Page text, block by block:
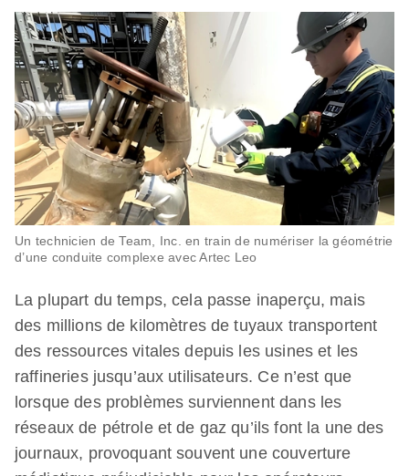
Un technicien de Team, Inc. en train de numériser la géométrie
d’une conduite complexe avec Artec Leo
La plupart du temps, cela passe inaperçu, mais
des millions de kilomètres de tuyaux transportent
des ressources vitales depuis les usines et les
raffineries jusqu’aux utilisateurs. Ce n’est que
lorsque des problèmes surviennent dans les
réseaux de pétrole et de gaz qu’ils font la une des
journaux, provoquant souvent une couverture